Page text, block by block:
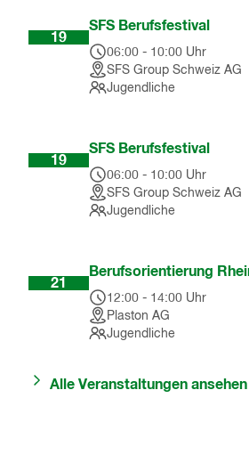
19
SFS Berufsfestival
06:00 - 10:00 Uhr
SFS Group Schweiz AG
Jugendliche
19
SFS Berufsfestival
06:00 - 10:00 Uhr
SFS Group Schweiz AG
Jugendliche
21
Berufsorientierung
12:00 - 14:00 Uhr
Plaston AG
Jugendliche
Alle Veranstaltungen ansehen